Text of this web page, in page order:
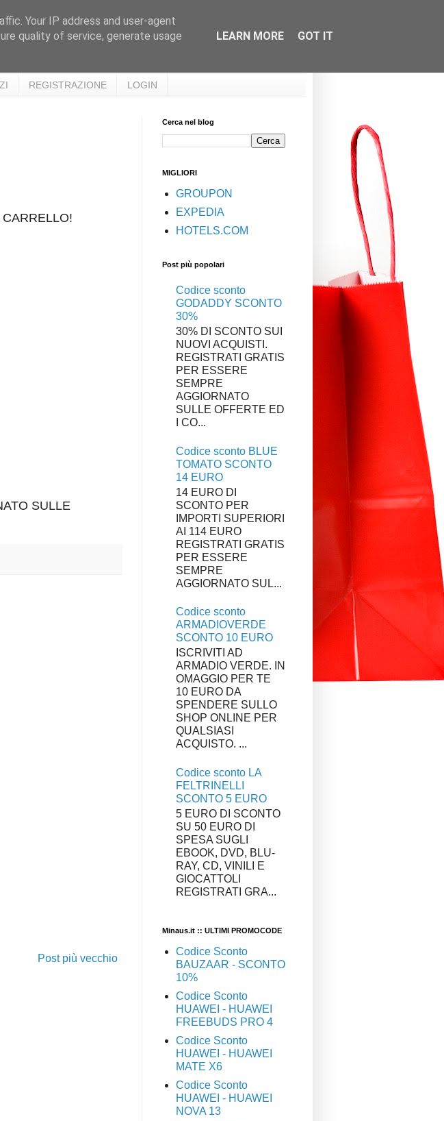
REGISTRAZIONE LOGIN
SULLE
Post più vecchio
Cerca nel blog
MIGLIORI
GROUPON
EXPEDIA
HOTELS.COM
Post più popolari
Codice sconto
GODADDY SCONTO
30%
30% DI SCONTO SUI
NUOVI ACQUISTI.
REGISTRATI GRATIS
PER ESSERE
SEMPRE
AGGIORNATO
SULLE OFFERTE ED
I CO...
Codice sconto BLUE
TOMATO SCONTO
14 EURO
14 EURO DI
SCONTO PER
IMPORTI SUPERIORI
AI 114 EURO
REGISTRATI GRATIS
PER ESSERE
SEMPRE
AGGIORNATO SUL...
Codice sconto
ARMADIOVERDE
SCONTO 10 EURO
ISCRIVITI AD
ARMADIO VERDE. IN
OMAGGIO PER TE
10 EURO DA
SPENDERE SULLO
SHOP ONLINE PER
QUALSIASI
ACQUISTO. ...
Codice sconto LA
FELTRINELLI
SCONTO 5 EURO
5 EURO DI SCONTO
SU 50 EURO DI
SPESA SUGLI
EBOOK, DVD, BLU-
RAY, CD, VINILI E
GIOCATTOLI
REGISTRATI GRA...
Minaus.it :: ULTIMI PROMOCODE
Codice Sconto
BAUZAAR - SCONTO
10%
Codice Sconto
HUAWEI - HUAWEI
FREEBUDS PRO 4
Codice Sconto
HUAWEI - HUAWEI
MATE X6
Codice Sconto
HUAWEI - HUAWEI
NOVA 13
Your IP address and user-agent
quality of service, generate usage
LEARN MORE GOT IT